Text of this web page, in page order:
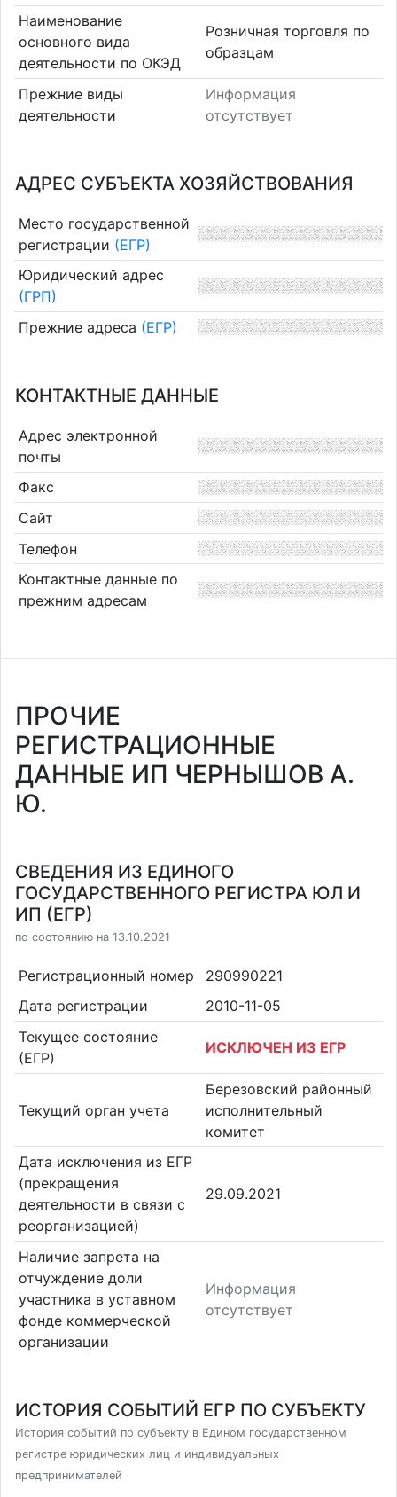
Наименование
основного вида
деятельности по ОКЭД
Розничная торговля по
образцам
Прежние виды
деятельности
Информация
отсутствует
АДРЕС СУБЪЕКТА ХОЗЯЙСТВОВАНИЯ
Место государственной
регистрации (ЕГР)
Юридический адрес
(ГРП)
Прежние адреса (ЕГР)
КОНТАКТНЫЕ ДАННЫЕ
Адрес электронной
почты
Факс
Сайт
Телефон
Контактные данные по
прежним адресам
ПРОЧИЕ
РЕГИСТРАЦИОННЫЕ
ДАННЫЕ ИП ЧЕРНЫШОВ А.
Ю.
СВЕДЕНИЯ ИЗ ЕДИНОГО
ГОСУДАРСТВЕННОГО РЕГИСТРА ЮЛ И
ИП (ЕГР)
по состоянию на 13.10.2021
Регистрационный номер
290990221
Дата регистрации
2010-11-05
Текущее состояние
(ЕГР)
ИСКЛЮЧЕН ИЗ ЕГР
Текущий орган учета
Березовский районный
исполнительный
комитет
Дата исключения из ЕГР
(прекращения
деятельности в связи с
реорганизацией)
29.09.2021
Наличие запрета на
отчуждение доли
участника в уставном
фонде коммерческой
организации
Информация
отсутствует
ИСТОРИЯ СОБЫТИЙ ЕГР ПО СУБЪЕКТУ
История событий по субъекту в Едином государственном
регистре юридических лиц и индивидуальных
предпринимателей